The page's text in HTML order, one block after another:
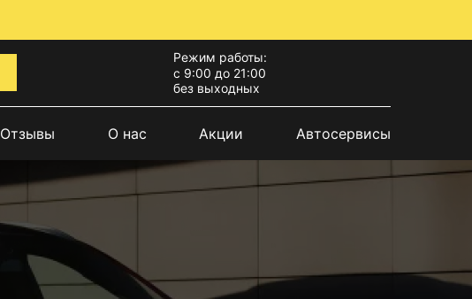
Режим работы:
с 9:00 до 21:00
без выходных
Отзывы О нас Акции Автосервисы